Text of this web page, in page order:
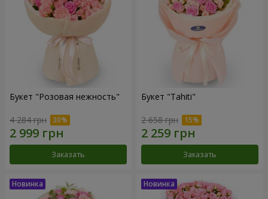
Букет "Розовая нежность"
4 284 грн
Заказать
Букет "Tahiti"
2 658 грн
Заказать